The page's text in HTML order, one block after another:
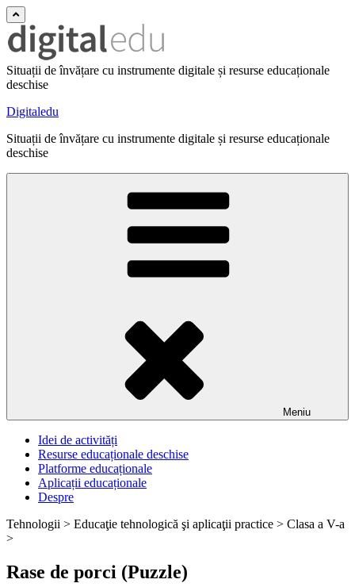
Situații de învățare cu instrumente digitale și resurse educaționale
deschise
Digitaledu
Situații de învățare cu instrumente digitale și resurse educaționale
deschise
Meniu
Idei de activități
Resurse educaționale deschise
Platforme educaționale
Aplicații educaționale
Despre
Tehnologii > Educaţie tehnologică şi aplicaţii practice > Clasa a V-a
>
Rase de porci (Puzzle)